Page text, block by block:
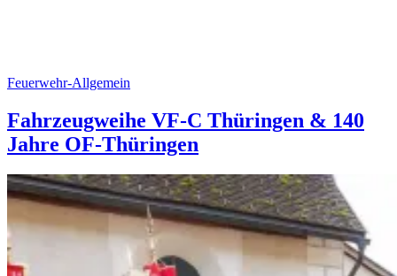
Feuerwehr-Allgemein
Fahrzeugweihe VF-C Thüringen & 140
Jahre OF-Thüringen